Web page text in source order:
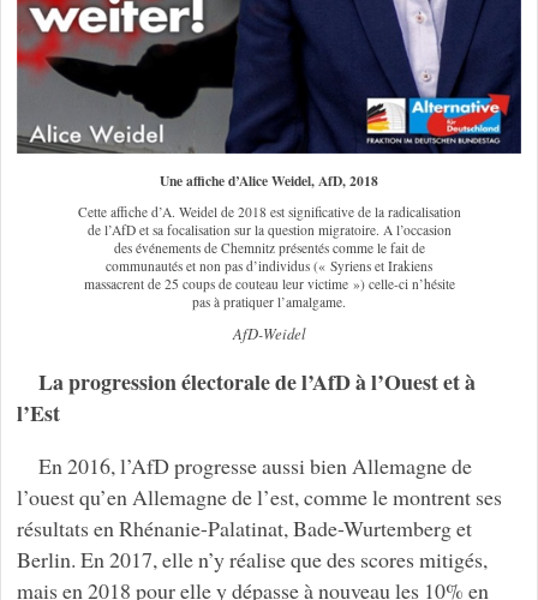
Une affiche d’Alice Weidel, AfD, 2018
Cette affiche d’A. Weidel de 2018 est significative de la radicalisation
de l’AfD et sa focalisation sur la question migratoire. A l’occasion
des événements de Chemnitz présentés comme le fait de
communautés et non pas d’individus (« Syriens et Irakiens
massacrent de 25 coups de couteau leur victime ») celle-ci n’hésite
pas à pratiquer l’amalgame.
AfD-Weidel
La progression électorale de l’AfD à l’Ouest et à
l’Est
En 2016, l’AfD progresse aussi bien Allemagne de
l’ouest qu’en Allemagne de l’est, comme le montrent ses
résultats en Rhénanie-Palatinat, Bade-Wurtemberg et
Berlin. En 2017, elle n’y réalise que des scores mitigés,
mais en 2018 pour elle y dépasse à nouveau les 10% en